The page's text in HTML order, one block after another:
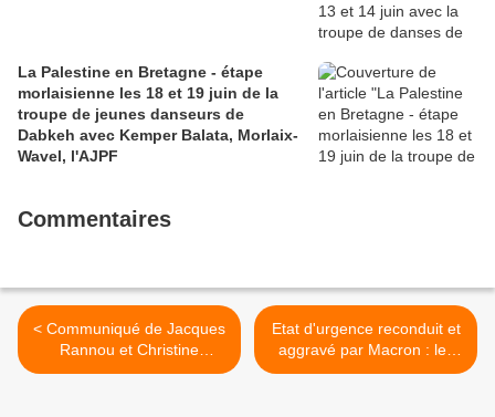
La Palestine en Bretagne - étape
morlaisienne les 18 et 19 juin de la
troupe de jeunes danseurs de
Dabkeh avec Kemper Balata, Morlaix-
Wavel, l'AJPF
Commentaires
< Communiqué de Jacques
Rannou et Christine
Belleguic (PCF-Front de
Etat d'urgence reconduit et
aggravé par Macron : les
libertés en danger